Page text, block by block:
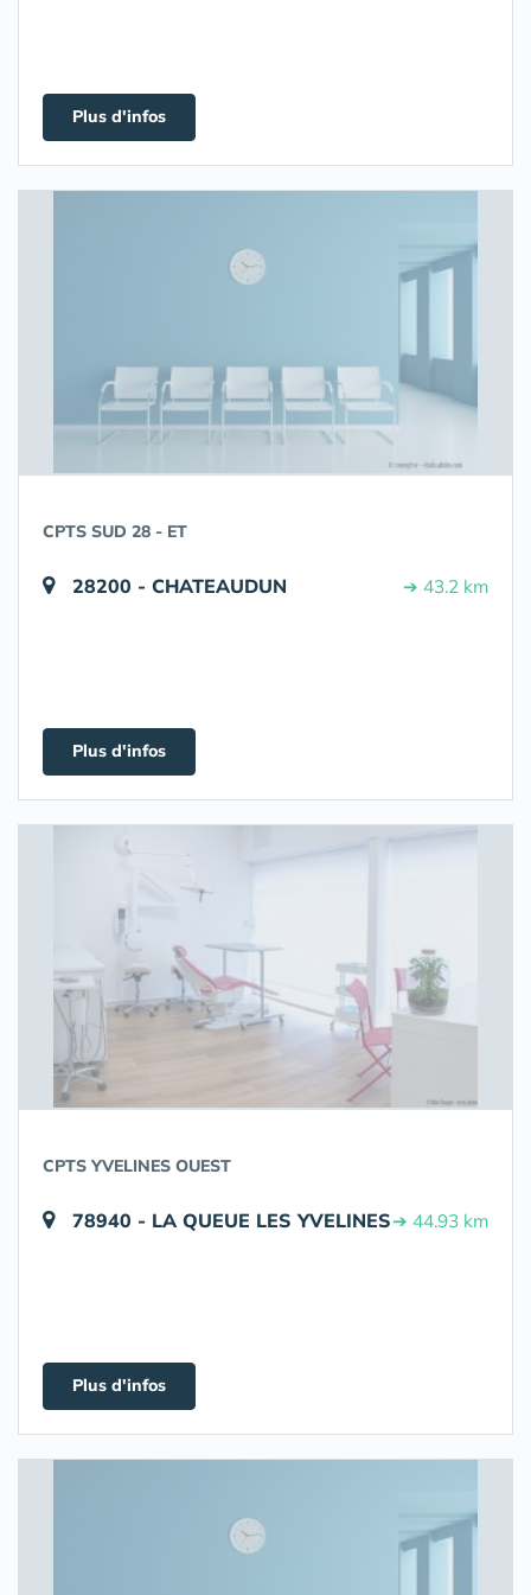
Plus d'infos
CPTS SUD 28 - ET
28200 - CHATEAUDUN ➔ 43.2 km
Plus d'infos
CPTS YVELINES OUEST
78940 - LA QUEUE LES YVELINES➔ 44.93 km
Plus d'infos